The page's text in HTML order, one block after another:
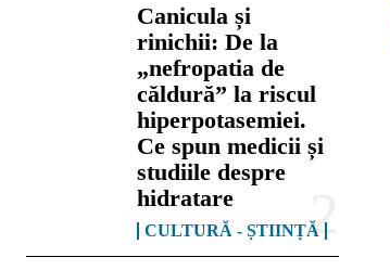
Canicula și
rinichii: De la
„nefropatia de
căldură” la riscul
hiperpotasemiei.
Ce spun medicii și
studiile despre
hidratare
CULTURĂ - ȘTIINȚĂ